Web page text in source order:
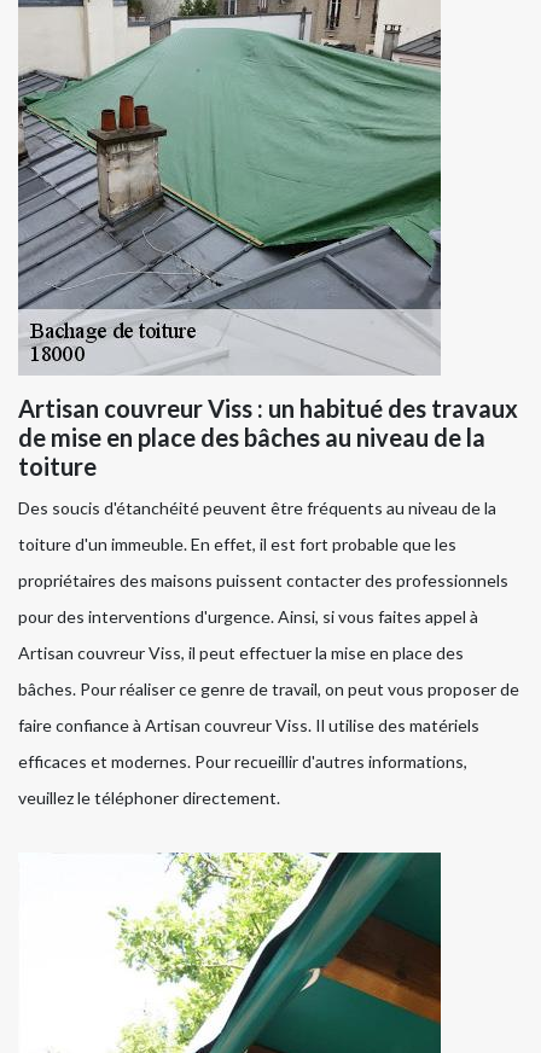
Artisan couvreur Viss : un habitué des travaux
de mise en place des bâches au niveau de la
toiture
Des soucis d'étanchéité peuvent être fréquents au niveau de la
toiture d'un immeuble. En effet, il est fort probable que les
propriétaires des maisons puissent contacter des professionnels
pour des interventions d'urgence. Ainsi, si vous faites appel à
Artisan couvreur Viss, il peut effectuer la mise en place des
bâches. Pour réaliser ce genre de travail, on peut vous proposer de
faire confiance à Artisan couvreur Viss. Il utilise des matériels
efficaces et modernes. Pour recueillir d'autres informations,
veuillez le téléphoner directement.